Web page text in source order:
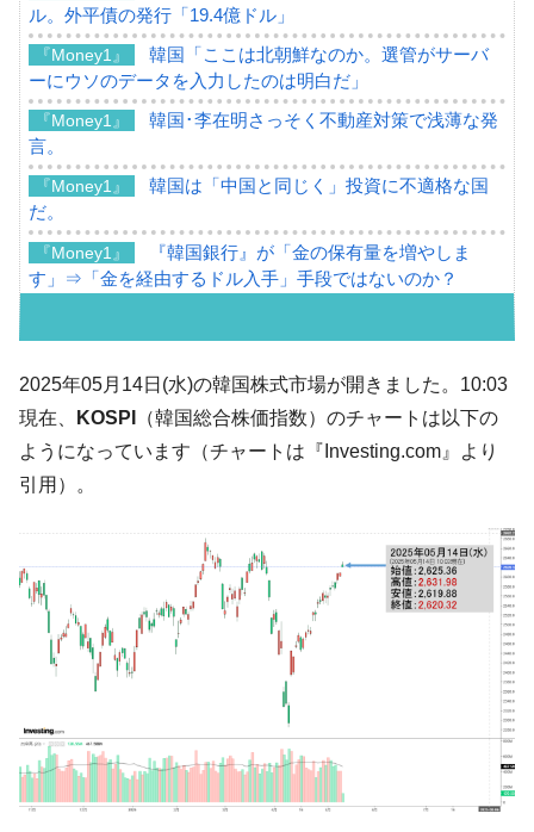
ル。外平債の発行「19.4億ドル」
『Money1』
韓国「ここは北朝鮮なのか。選管がサーバ
ーにウソのデータを入力したのは明白だ」
『Money1』
韓国･李在明さっそく不動産対策で浅薄な発
言。
『Money1』
韓国は「中国と同じく」投資に不適格な国
だ。
『Money1』
『韓国銀行』が「金の保有量を増やしま
す」⇒「金を経由するドル入手」手段ではないのか？
ル」まで拡大 ⇒ 海外資金の動きに強く左右される状態
『Money1』
韓国･帰ってきた李在明。李在明を支持しな
い「50.5％」に上昇
『Money1』
韓国大統領府ボンクラ政策室長が告発され
た ⇒ 国家が行った恐るべき株価操作であり、空前の国政壟
韓国･警察職員が「丸刈りになって抗議活
動」
『Money1』
中国だけが鉄鋼輸出を異常増加させる ⇒ 中
国の過剰生産が世界を蝕む。
『Money1』
韓国製造業「半導体絶好調」のウラで他業
種は全般的「不調」⇒ PSIが示す現況は決して良くない。
『Money1』
【米韓激突案件】韓国消費者院が『クーパ
ン』1人当たり賠償10万ウォンを認定 ⇒ 総額3兆7,000億
『Money1』 韓国で猛暑。南東部では干ばつ
2025年05月14日(水)の韓国株式市場が開きました。10:03
現在、
KOSPI
（韓国総合株価指数）のチャートは以下の
ようになっています（チャートは『Investing.com』より
引用）。